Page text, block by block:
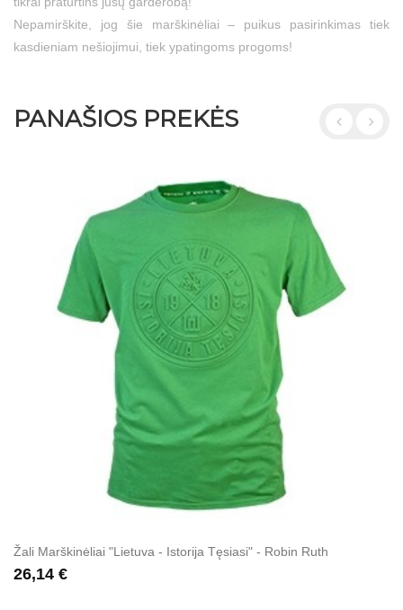
Nepamirškite, jog šie marškinėliai – puikus pasirinkimas tiek
kasdieniam nešiojimui, tiek ypatingoms progoms!
PANAŠIOS PREKĖS
Žali Marškinėliai "Lietuva - Istorija Tęsiasi" - Robin Ruth
26,14 €